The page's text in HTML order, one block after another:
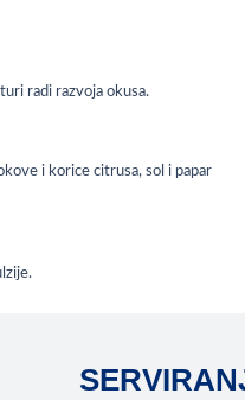
radi razvoja okusa.
i korice citrusa, sol i papar